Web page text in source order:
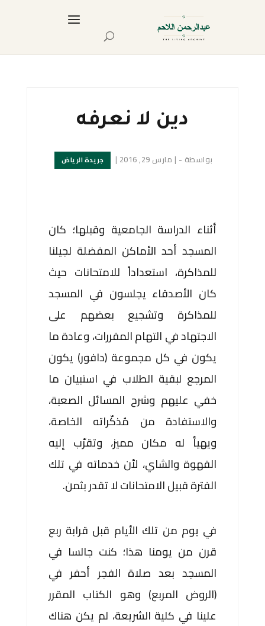
دين لا نعرفه
بواسطة -
| مارس 29, 2016 | جريدة الرياض
أثناء الدراسة الجامعية وقبلها؛ كان
المسجد أحد الأماكن المفضلة لجيلنا
للمذاكرة، استعداداً للامتحانات حيث
كان الأصدقاء يجلسون في المسجد
للمذاكرة وتشجيع بعضهم على
الاجتهاد في التهام المقررات، وعادة ما
يكون في كل مجموعة (دافور) يكون
المرجع لبقية الطلاب في استبيان ما
خفي عليهم وشرح المسائل الصعبة،
والاستفادة من مُذكّراته الخاصة،
ويهيأ له مكان مميز، وتقرّب إليه
القهوة والشاي، لأن خدماته في تلك
الفترة قبيل الامتحانات لا تقدر بثمن.
في يوم من تلك الأيام قبل قرابة ربع
قرن من يومنا هذا؛ كنت جالسا في
المسجد بعد صلاة الفجر أحفر في
(الروض المربع) وهو الكتاب المقرر
علينا في كلية الشريعة، لم يكن هناك